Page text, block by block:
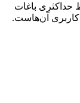
حداکثری باغات
آنهاست.